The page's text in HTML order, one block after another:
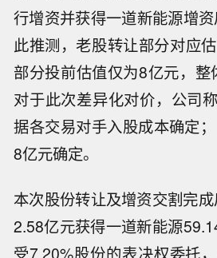
行增资并获得一道新能源增
此推测，老股转让部分对应
部分投前估值仅为8亿元，整
对于此次差异化对价，公司
据各交易对手入股成本确定
8亿元确定。
本次股份转让及增资交割完
2.58亿元获得一道新能源
受7.20%股份的表决权委托